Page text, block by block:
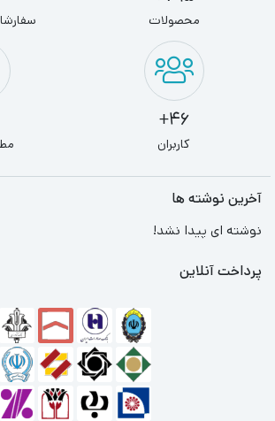
محصولات
46+
کاربران
آخرین نوشته ها
نوشته ای پیدا نشد!
پرداخت آنلاین